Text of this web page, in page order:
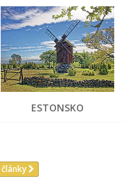
ESTONSKO